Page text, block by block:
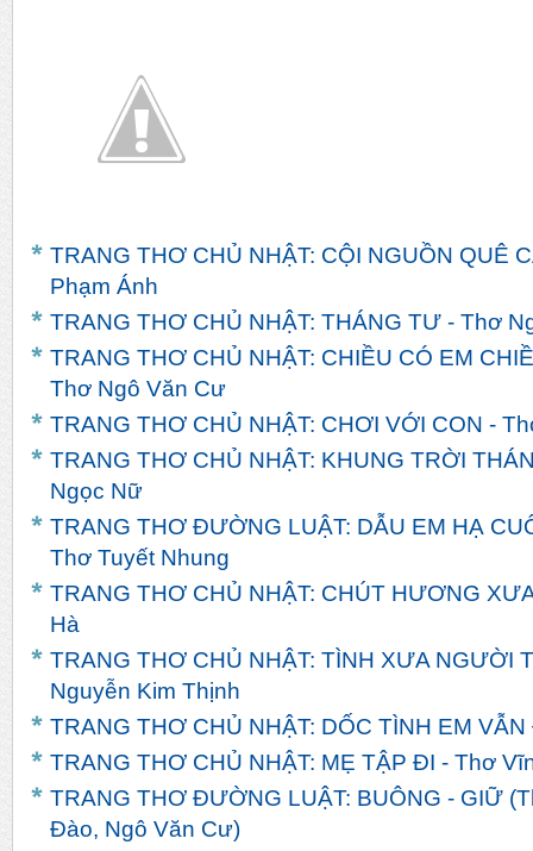
TRANG THƠ CHỦ NHẬT: CỘI NGUỒN QUÊ
Phạm Ánh
TRANG THƠ CHỦ NHẬT: THÁNG TƯ - Thơ
TRANG THƠ CHỦ NHẬT: CHIỀU CÓ EM
Thơ Ngô Văn Cư
TRANG THƠ CHỦ NHẬT: CHƠI VỚI CON -
TRANG THƠ CHỦ NHẬT: KHUNG TRỜI
Ngọc Nữ
TRANG THƠ ĐƯỜNG LUẬT: DẪU EM HẠ
Thơ Tuyết Nhung
TRANG THƠ CHỦ NHẬT: CHÚT HƯƠNG
Hà
TRANG THƠ CHỦ NHẬT: TÌNH XƯA NGƯỜI
Nguyễn Kim Thịnh
TRANG THƠ CHỦ NHẬT: DỐC TÌNH EM
TRANG THƠ CHỦ NHẬT: MẸ TẬP ĐI - Thơ
TRANG THƠ ĐƯỜNG LUẬT: BUÔNG - GIỮ
Đào, Ngô Văn Cư)